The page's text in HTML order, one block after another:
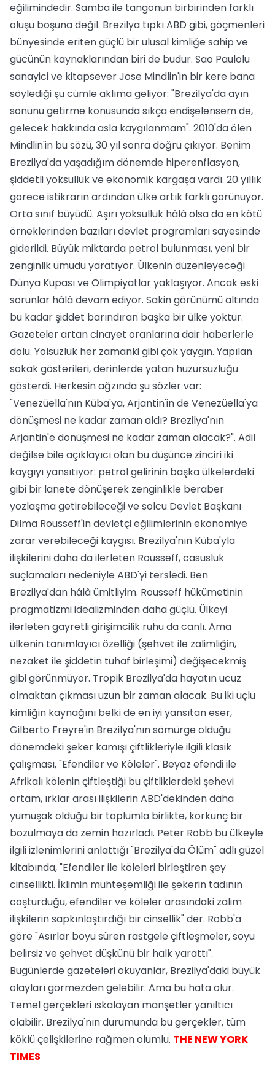
eğilimindedir. Samba ile tangonun birbirinden farklı
oluşu boşuna değil. Brezilya tıpkı ABD gibi, göçmenleri
bünyesinde eriten güçlü bir ulusal kimliğe sahip ve
gücünün kaynaklarından biri de budur. Sao Paulolu
sanayici ve kitapsever Jose Mindlin'in bir kere bana
söylediği şu cümle aklıma geliyor: "Brezilya'da ayın
sonunu getirme konusunda sıkça endişelensem de,
gelecek hakkında asla kaygılanmam". 2010'da ölen
Mindlin'in bu sözü, 30 yıl sonra doğru çıkıyor. Benim
Brezilya'da yaşadığım dönemde hiperenflasyon,
şiddetli yoksulluk ve ekonomik kargaşa vardı. 20 yıllık
görece istikrarın ardından ülke artık farklı görünüyor.
Orta sınıf büyüdü. Aşırı yoksulluk hâlâ olsa da en kötü
örneklerinden bazıları devlet programları sayesinde
giderildi. Büyük miktarda petrol bulunması, yeni bir
zenginlik umudu yaratıyor. Ülkenin düzenleyeceği
Dünya Kupası ve Olimpiyatlar yaklaşıyor. Ancak eski
sorunlar hâlâ devam ediyor. Sakin görünümü altında
bu kadar şiddet barındıran başka bir ülke yoktur.
Gazeteler artan cinayet oranlarına dair haberlerle
dolu. Yolsuzluk her zamanki gibi çok yaygın. Yapılan
sokak gösterileri, derinlerde yatan huzursuzluğu
gösterdi. Herkesin ağzında şu sözler var:
"Venezüella'nın Küba'ya, Arjantin'in de Venezüella'ya
dönüşmesi ne kadar zaman aldı? Brezilya'nın
Arjantin'e dönüşmesi ne kadar zaman alacak?". Adil
değilse bile açıklayıcı olan bu düşünce zinciri iki
kaygıyı yansıtıyor: petrol gelirinin başka ülkelerdeki
gibi bir lanete dönüşerek zenginlikle beraber
yozlaşma getirebileceği ve solcu Devlet Başkanı
Dilma Rousseff'in devletçi eğilimlerinin ekonomiye
zarar verebileceği kaygısı. Brezilya'nın Küba'yla
ilişkilerini daha da ilerleten Rousseff, casusluk
suçlamaları nedeniyle ABD'yi tersledi. Ben
Brezilya'dan hâlâ ümitliyim. Rousseff hükümetinin
pragmatizmi idealizminden daha güçlü. Ülkeyi
ilerleten gayretli girişimcilik ruhu da canlı. Ama
ülkenin tanımlayıcı özelliği (şehvet ile zalimliğin,
nezaket ile şiddetin tuhaf birleşimi) değişecekmiş
gibi görünmüyor. Tropik Brezilya'da hayatın ucuz
olmaktan çıkması uzun bir zaman alacak. Bu iki uçlu
kimliğin kaynağını belki de en iyi yansıtan eser,
Gilberto Freyre'in Brezilya'nın sömürge olduğu
dönemdeki şeker kamışı çiftlikleriyle ilgili klasik
çalışması, "Efendiler ve Köleler". Beyaz efendi ile
Afrikalı kölenin çiftleştiği bu çiftliklerdeki şehevi
ortam, ırklar arası ilişkilerin ABD'dekinden daha
yumuşak olduğu bir toplumla birlikte, korkunç bir
bozulmaya da zemin hazırladı. Peter Robb bu ülkeyle
ilgili izlenimlerini anlattığı "Brezilya'da Ölüm" adlı güzel
kitabında, "Efendiler ile köleleri birleştiren şey
cinsellikti. İklimin muhteşemliği ile şekerin tadının
coşturduğu, efendiler ve köleler arasındaki zalim
ilişkilerin sapkınlaştırdığı bir cinsellik" der. Robb'a
göre "Asırlar boyu süren rastgele çiftleşmeler, soyu
belirsiz ve şehvet düşkünü bir halk yarattı".
Bugünlerde gazeteleri okuyanlar, Brezilya'daki büyük
olayları görmezden gelebilir. Ama bu hata olur.
Temel gerçekleri ıskalayan manşetler yanıltıcı
olabilir. Brezilya'nın durumunda bu gerçekler, tüm
köklü çelişkilerine rağmen olumlu. THE NEW YORK
TIMES